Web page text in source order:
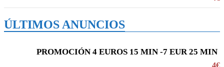
ÚLTIMOS ANUNCIOS
PROMOCIÓN 4 EUROS 15 MIN -7 EUR 25 MIN
4€